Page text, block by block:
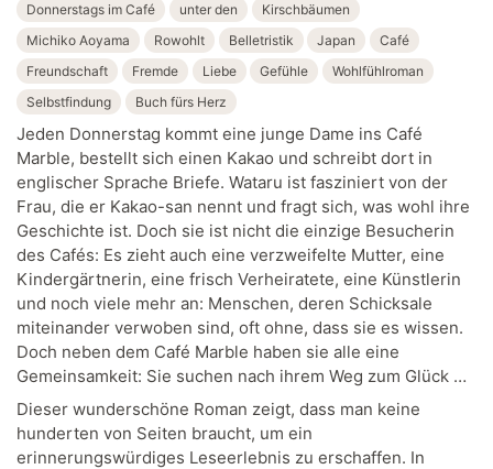
Donnerstags im Café unter den
Kirschbäumen
Michiko Aoyama
Rowohlt Belletristik Japan
Café
Freundschaft
Fremde Liebe Gefühle
Wohlfühlroman
Selbstfindung
Buch fürs Herz
Jeden Donnerstag kommt eine junge Dame ins Café
Marble, bestellt sich einen Kakao und schreibt dort in
englischer Sprache Briefe. Wataru ist fasziniert von der
Frau, die er Kakao-san nennt und fragt sich, was wohl ihre
Geschichte ist. Doch sie ist nicht die einzige Besucherin
des Cafés: Es zieht auch eine verzweifelte Mutter, eine
Kindergärtnerin, eine frisch Verheiratete, eine Künstlerin
und noch viele mehr an: Menschen, deren Schicksale
miteinander verwoben sind, oft ohne, dass sie es wissen.
Doch neben dem Café Marble haben sie alle eine
Gemeinsamkeit: Sie suchen nach ihrem Weg zum Glück …
Dieser wunderschöne Roman zeigt, dass man keine
hunderten von Seiten braucht, um ein
erinnerungswürdiges Leseerlebnis zu erschaffen. In